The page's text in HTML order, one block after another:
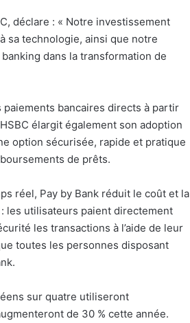
déclare : « Notre investissement
sa technologie, ainsi que notre
dans la transformation de
paiements bancaires directs à partir
élargit également son adoption
option sécurisée, rapide et pratique
de prêts.
réel, Pay by Bank réduit le coût et la
les utilisateurs paient directement
les transactions à l’aide de leur
toutes les personnes disposant
sur quatre utiliseront
de 30 % cette année.